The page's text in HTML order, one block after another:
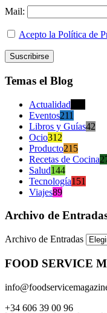
Mail:
Acepto la Política de
Temas el Blog
Actualidad
Eventos211
Libros y Guías42
Ocio312
Producto215
Recetas de Cocina
Salud144
Tecnología151
Viajes89
Archivo de
Archivo de Entradas
FOOD SERVICE
+34 606 39 00 96